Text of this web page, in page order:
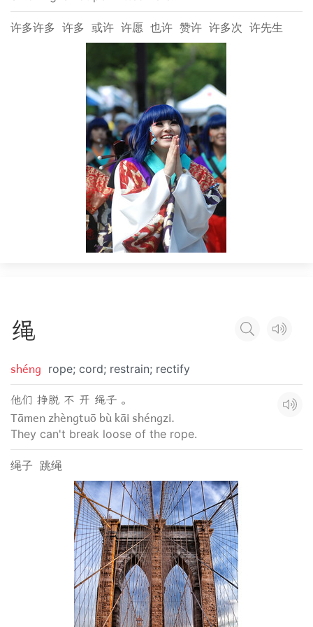
许多许多 许多 或许 许愿 也许 赞许 许多次 许先生
绳
shéng rope; cord; restrain; rectify
他们 挣脱 不 开 绳子 。
Tāmen zhèngtuō bù kāi shéngzi.
They can't break loose of the rope.
绳子 跳绳